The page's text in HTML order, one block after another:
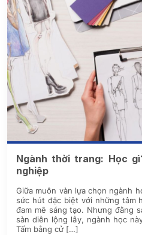
Ngành thời trang: Học
nghiệp
Giữa muôn vàn lựa chọn ngành
sức hút đặc biệt với những tâm
đam mê sáng tạo. Nhưng đằng
sàn diễn lộng lẫy, ngành học
Tấm bằng cử […]